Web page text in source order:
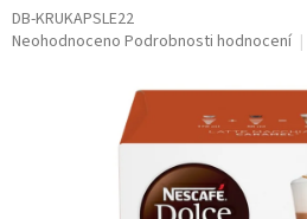
DB-KRUKAPSLE22
Průměrné
Neohodnoceno Podrobnosti hodnocení